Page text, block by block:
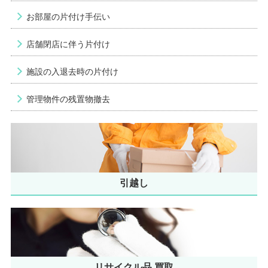
お部屋の片付け手伝い
店舗閉店に伴う片付け
施設の入退去時の片付け
管理物件の残置物撤去
引越し